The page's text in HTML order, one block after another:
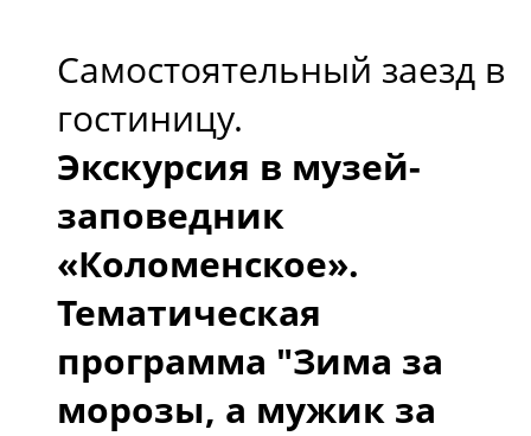
Самостоятельный заезд в
гостиницу.
Экскурсия в музей-
заповедник
«Коломенское».
Тематическая
программа "Зима за
морозы, а мужик за